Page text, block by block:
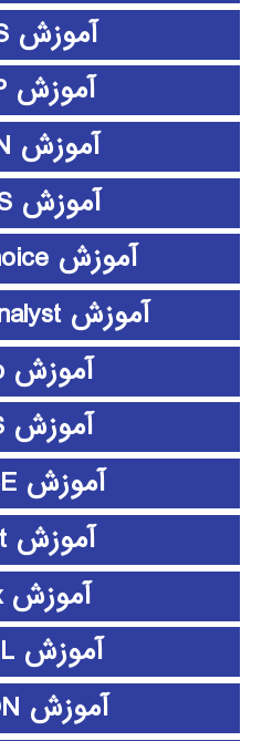
آموزش EDIUS
آموزش EMTP
آموزش ePLAN
آموزش ETABS
آموزش expert choice
آموزش Frontier Analyst
آموزش github
آموزش HFSS
آموزش HSPICE
آموزش L-Edit
آموزش Latex
آموزش LISREL
آموزش LUMION